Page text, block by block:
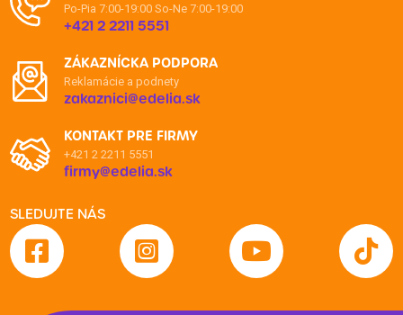
Po-Pia 7:00-19:00 So-Ne 7:00-19:00
+421 2 2211 5551
ZÁKAZNÍCKA PODPORA
Reklamácie a podnety
zakaznici@edelia.sk
KONTAKT PRE FIRMY
+421 2 2211 5551
firmy@edelia.sk
SLEDUJTE NÁS